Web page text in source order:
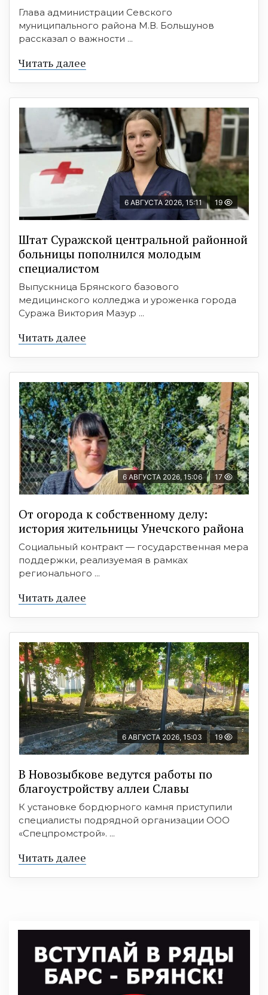
Глава администрации Севского
муниципального района М.В. Большунов
рассказал о важности ...
Читать далее
6 АВГУСТА 2026, 15:11 19
Штат Суражской центральной районной
больницы пополнился молодым
специалистом
Выпускница Брянского базового
медицинского колледжа и уроженка города
Суража Виктория Мазур ...
Читать далее
6 АВГУСТА 2026, 15:06 17
От огорода к собственному делу:
история жительницы Унечского района
Социальный контракт — государственная мера
поддержки, реализуемая в рамках
регионального ...
Читать далее
6 АВГУСТА 2026, 15:03 19
В Новозыбкове ведутся работы по
благоустройству аллеи Славы
К установке бордюрного камня приступили
специалисты подрядной организации ООО
«Спецпромстрой». ...
Читать далее